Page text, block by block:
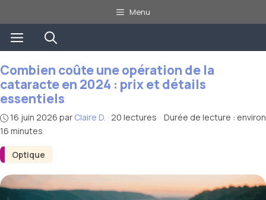
au
contenu
Menu
Menu
Optique
Combien coûte une opération de la
cataracte en 2024 : prix et détails
essentiels
16 juin 2026 par Claire D. · 20 lectures · Durée de lecture : environ
16 minutes